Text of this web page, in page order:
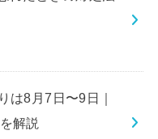
は8月7日〜9日｜
解説